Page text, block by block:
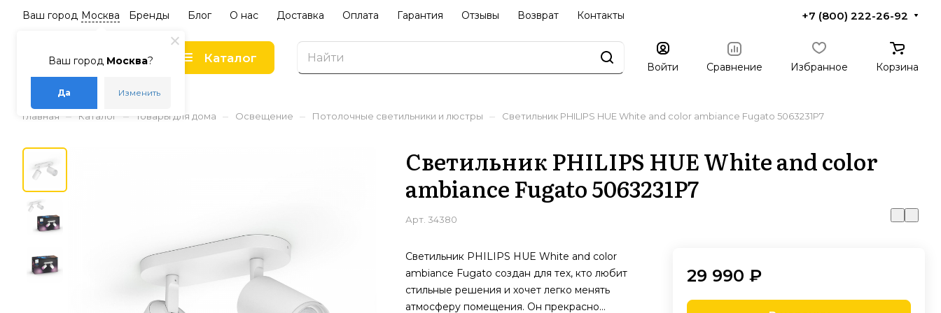
Ваш город Москва?
Да Изменить
Ваш город Москва Бренды Блог О нас Доставка Оплата Гарантия Отзывы Возврат Контакты +7 (800) 222-26-92
Каталог
Войти Сравнение Избранное Корзина
Главная – Каталог – Товары для дома – Освещение – Потолочные светильники и люстры – Светильник PHILIPS HUE White and color ambiance Fugato 5063231P7
Светильник PHILIPS HUE White and color
ambiance Fugato 5063231P7
Арт. 34380
Светильник PHILIPS HUE White and color
ambiance Fugato создан для тех, кто любит
стильные решения и хочет легко менять
атмосферу помещения. Он прекрасно
29 990 ₽